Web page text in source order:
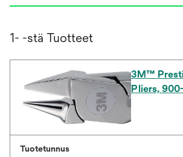
1- -stä Tuotteet
3M™
Pliers,
Tuotetunnus